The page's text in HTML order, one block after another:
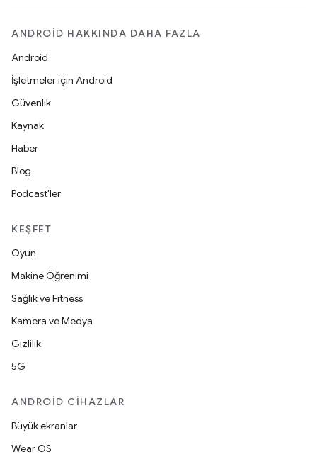
ANDROID HAKKINDA DAHA FAZLA
Android
İşletmeler için Android
Güvenlik
Kaynak
Haber
Blog
Podcast'ler
KEŞFET
Oyun
Makine Öğrenimi
Sağlık ve Fitness
Kamera ve Medya
Gizlilik
5G
ANDROID CIHAZLAR
Büyük ekranlar
Wear OS